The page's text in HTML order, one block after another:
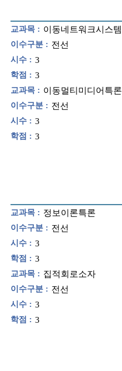
교과목 : 이동네트워크시스템
이수구분 : 전선
시수 : 3
학점 : 3
교과목 : 이동멀티미디어특론
이수구분 : 전선
시수 : 3
학점 : 3
교과목 : 정보이론특론
이수구분 : 전선
시수 : 3
학점 : 3
교과목 : 집적회로소자
이수구분 : 전선
시수 : 3
학점 : 3